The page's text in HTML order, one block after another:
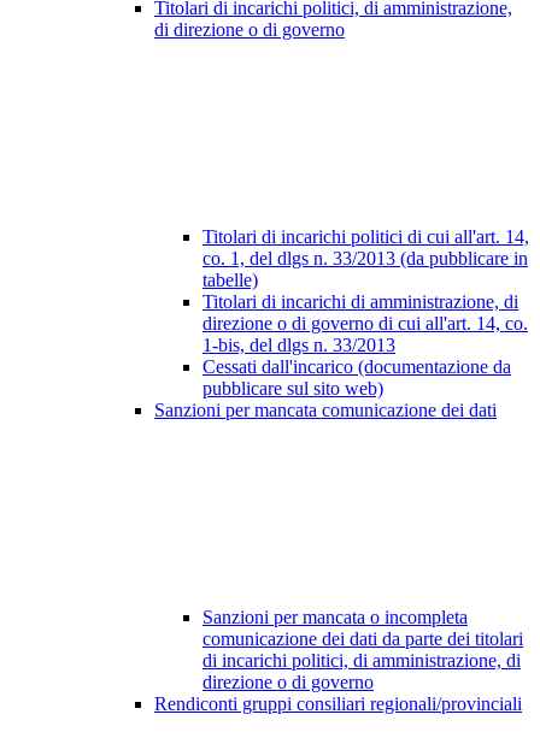
Titolari di incarichi politici, di amministrazione,
di direzione o di governo
Titolari di incarichi politici di cui all'art. 14,
co. 1, del dlgs n. 33/2013 (da pubblicare in
tabelle)
Titolari di incarichi di amministrazione, di
direzione o di governo di cui all'art. 14, co.
1-bis, del dlgs n. 33/2013
Cessati dall'incarico (documentazione da
pubblicare sul sito web)
Sanzioni per mancata comunicazione dei dati
Sanzioni per mancata o incompleta
comunicazione dei dati da parte dei titolari
di incarichi politici, di amministrazione, di
direzione o di governo
Rendiconti gruppi consiliari regionali/provinciali